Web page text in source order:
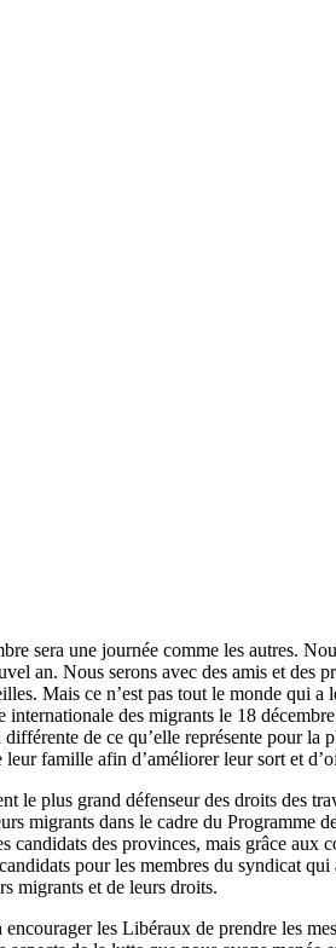
sera une journée comme les autres.
an. Nous serons avec des amis et des
Mais ce n’est pas tout le monde qui a
des migrants le 18
de ce qu’elle représente pour la
famille afin d’améliorer leur sort et
plus grand défenseur des droits des
migrants dans le cadre du Programme
candidats des provinces, mais grâce
pour les membres du syndicat
migrants et de leurs droits.
les Libéraux de prendre les